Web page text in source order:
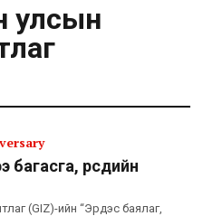
улсын
өөрсдийн
(GIZ)-ийн “Эрдэс баялаг,